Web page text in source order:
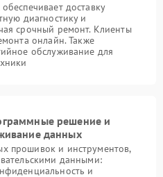
доставку
диагностику и
срочный ремонт. Клиенты
онлайн. Также
обслуживание для
решение и
данных
прошивок и инструментов,
данными:
и